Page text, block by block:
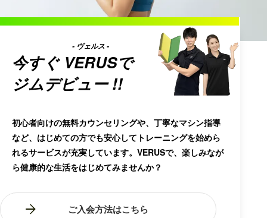
その他質問事項など
今すぐ VERUS
- ヴェルス -
で
ジムデビュー !!
初心者向けの無料カウンセリングや、丁寧なマシン指導
など、はじめての方でも安心してトレーニングを始めら
れるサービスが充実しています。VERUSで、楽しみなが
ら健康的な生活をはじめてみませんか？
ご入会方法はこちら